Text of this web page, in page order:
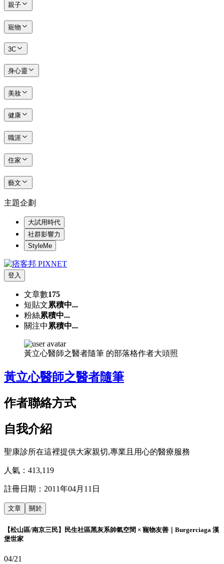
親子
寵物
3C
身心靈
美妝
健康
職涯
住家
藝文
主題企劃
大試用時代
社群影響力
StyleMe
登入
文章數175
短貼文累積中...
粉絲累積中...
關注中 累積中...
黃立心醫師之醫者隨筆 的部落格作者大頭照
黃立心醫師之醫者隨筆
作者聯絡方式
自我介紹
聖康診所在這裡提供大家親切,專業且用心的醫療服務
人氣： 413,119
註冊日期： 2011年04月11日
文章 關於
【松山區/南京三民】民生社區黑灰系帥氣空間 × 寵物友善｜Burgerciaga 漢
堡世家
04/21